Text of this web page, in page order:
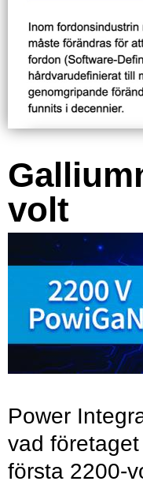
volt
Power
vad
första 2200-